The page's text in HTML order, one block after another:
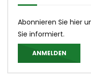
Abonnieren Sie hier
Sie informiert.
ANMELDEN